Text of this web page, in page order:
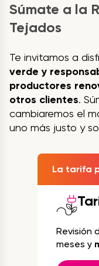
Súmate a la
Tejados
Te invitamos a
verde y
productores
otros clientes.
cambiaremos el
uno más justo y
La tarifa
Revisión
meses y